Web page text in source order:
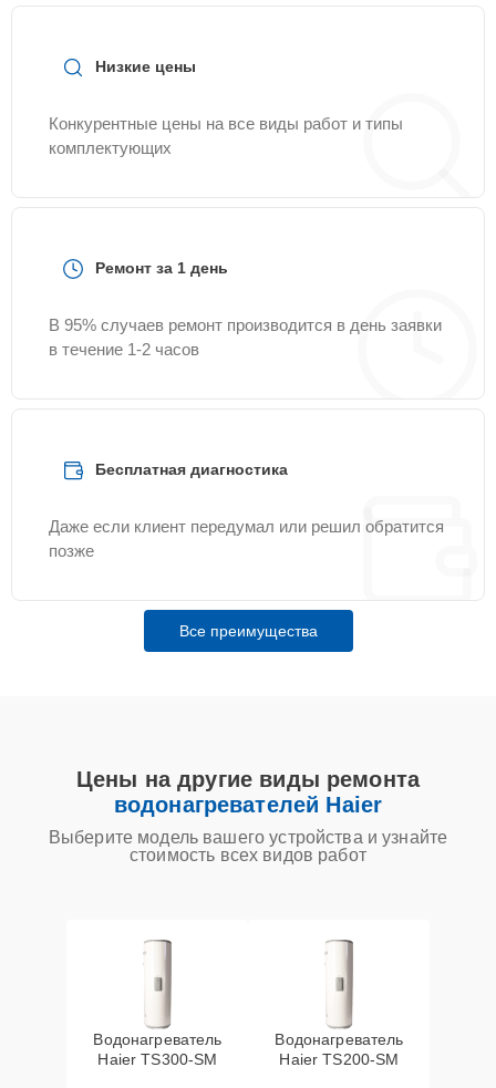
Низкие цены
Конкурентные цены на все виды работ и типы
комплектующих
Ремонт за 1 день
В 95% случаев ремонт производится в день заявки
в течение 1-2 часов
Бесплатная диагностика
Даже если клиент передумал или решил обратится
позже
Все преимущества
Цены на другие виды ремонта
водонагревателей Haier
Выберите модель вашего устройства и узнайте
стоимость всех видов работ
Водонагреватель
Haier TS300-SM
Водонагреватель
Haier TS200-SM